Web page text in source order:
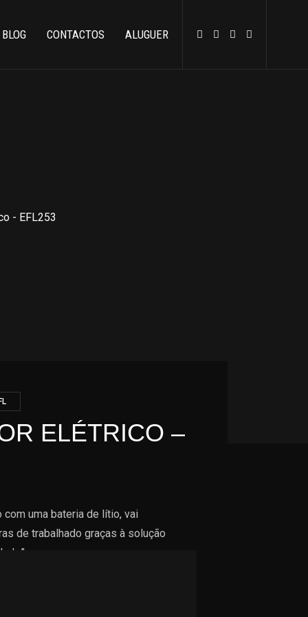
BLOG CONTACTOS ALUGUER
- EFL253
ELÉTRICO –
com uma bateria de lítio, vai
de trabalhado graças à solução